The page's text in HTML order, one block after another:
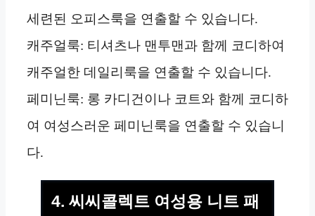
세련된 오피스룩을 연출할 수 있습니다.
캐주얼룩: 티셔츠나 맨투맨과 함께 코디하여
캐주얼한 데일리룩을 연출할 수 있습니다.
페미닌룩: 롱 카디건이나 코트와 함께 코디하
여 여성스러운 페미닌룩을 연출할 수 있습니
다.
4. 씨씨콜렉트 여성용 니트 패